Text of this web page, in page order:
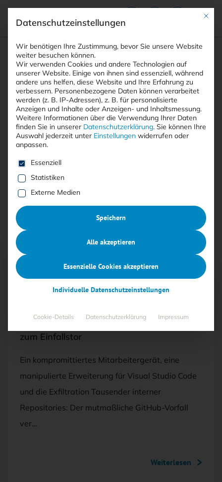
Suchfeld
Suchen
Breadcrumb-Navigation
STARTSEITE GITHUB LEAK INTERNER CODE
Alle Beiträge mit dem
Schlagwort “GitHub Leak
interner Code”
<kes>+
GitHub-Leak: Entwicklergeräte werden
zum Einfallstor
Ein kompromittiertes Mitarbeitergerät, eine
manipulierte Erweiterung für Visual Studio Code
und die Exfiltration Tausender interner
Repositories: Der mutmaßliche GitHub-Vorfall
ver…
Weiterlesen
Mit
Datenschutzeinstellungen
Wir benötigen Ihre Zustimmung, bevor Sie unsere Website
weiter besuchen können.
Wir verwenden Cookies und andere Technologien auf
unserer Website. Einige von ihnen sind essenziell, während
andere uns helfen, diese Website und Ihre Erfahrung zu
verbessern. Personenbezogene Daten können verarbeitet
werden (z. B. IP-Adressen), z. B. für personalisierte
Anzeigen und Inhalte oder Anzeigen- und Inhaltsmessung.
Weitere Informationen über die Verwendung Ihrer Daten
finden Sie in unserer Datenschutzerklärung. Sie können Ihre
Auswahl jederzeit unter Einstellungen widerrufen oder
anpassen.
Es folgt eine Liste der Service-Gruppen, für die eine
Essenziell
Statistiken
Externe Medien
Speichern
Alle akzeptieren
Essenzielle Cookies akzeptieren
Individuelle Datenschutzeinstellungen
Cookie-Details Datenschutzerklärung Impressum